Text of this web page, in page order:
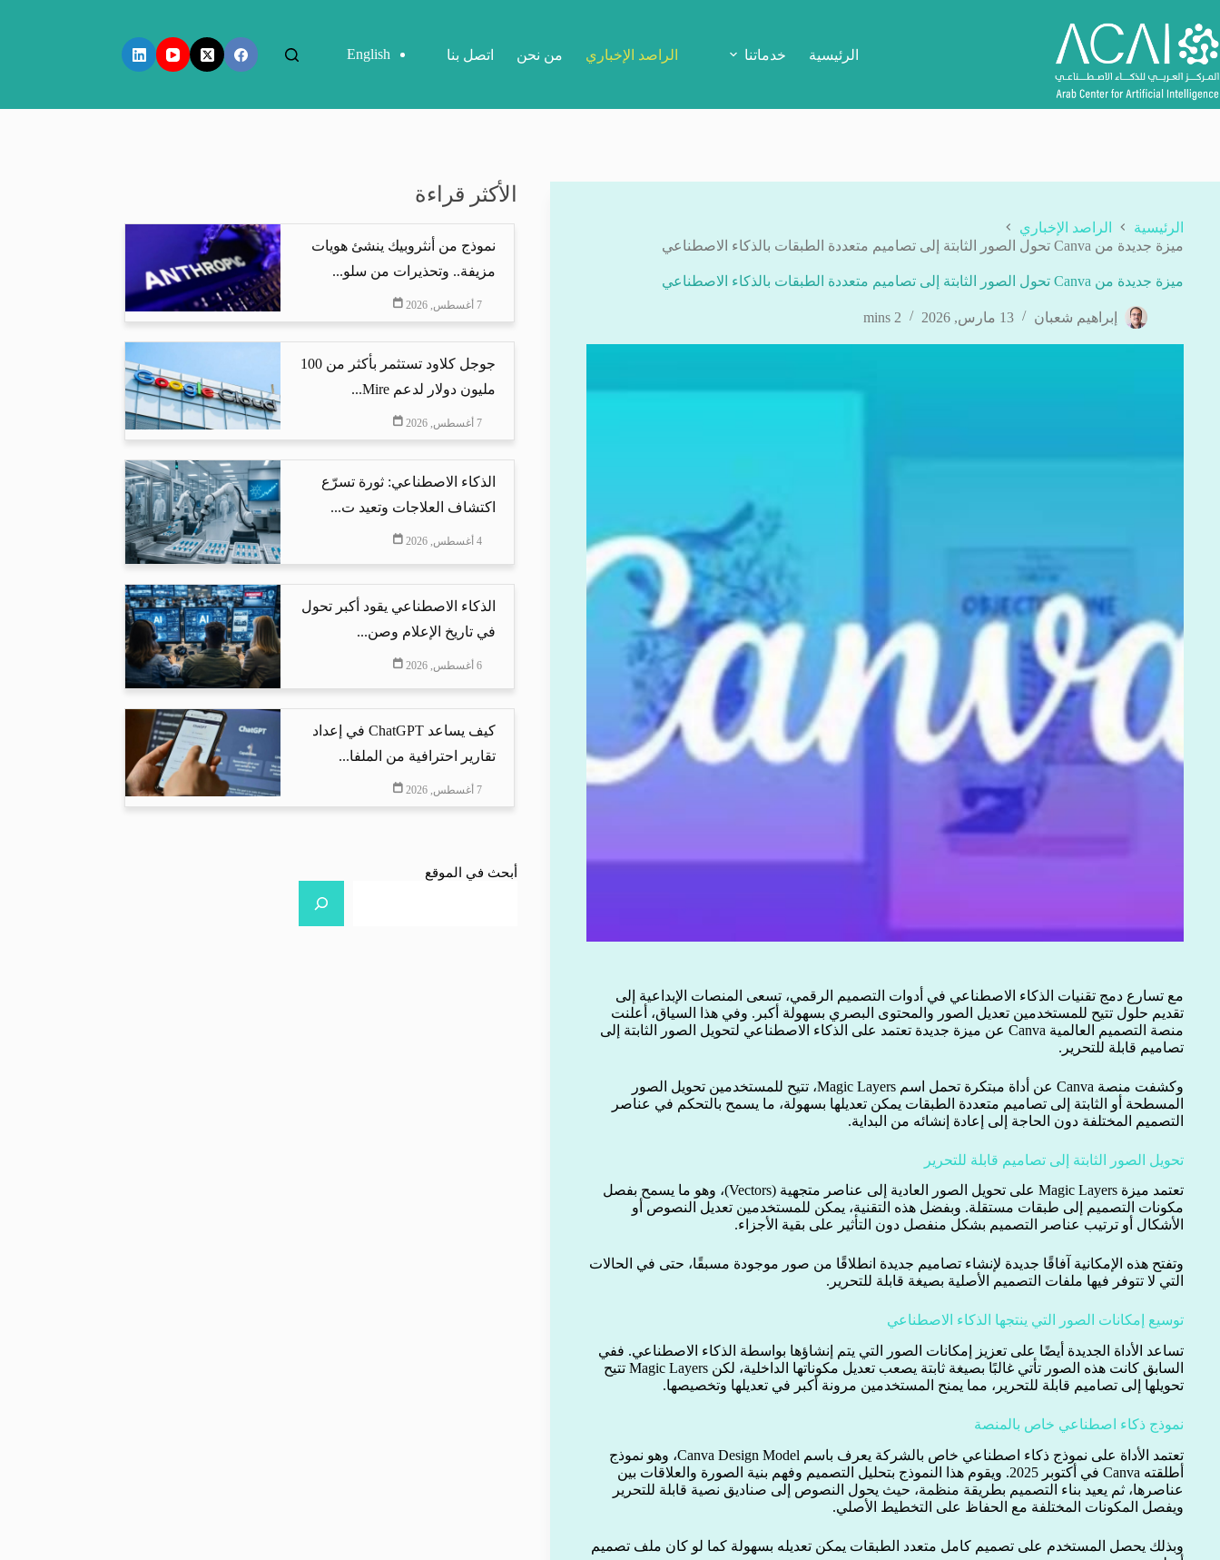
إلى
المحتوى
الرئيسية خدماتنا الراصد الإخباري من نحن اتصل بنا English
الرئيسية
الراصد الإخباري
ميزة جديدة من Canva تحول الصور الثابتة إلى تصاميم متعددة الطبقات بالذكاء الاصطناعي
ميزة جديدة من Canva تحول الصور الثابتة إلى تصاميم متعددة الطبقات بالذكاء الاصطناعي
إبراهيم شعبان 13 مارس, 2026 2 mins
مع تسارع دمج تقنيات الذكاء الاصطناعي في أدوات التصميم الرقمي، تسعى المنصات الإبداعية إلى
تقديم حلول تتيح للمستخدمين تعديل الصور والمحتوى البصري بسهولة أكبر. وفي هذا السياق، أعلنت
منصة التصميم العالمية Canva عن ميزة جديدة تعتمد على الذكاء الاصطناعي لتحويل الصور الثابتة إلى
تصاميم قابلة للتحرير.
وكشفت منصة Canva عن أداة مبتكرة تحمل اسم Magic Layers، تتيح للمستخدمين تحويل الصور
المسطحة أو الثابتة إلى تصاميم متعددة الطبقات يمكن تعديلها بسهولة، ما يسمح بالتحكم في عناصر
التصميم المختلفة دون الحاجة إلى إعادة إنشائه من البداية.
تحويل الصور الثابتة إلى تصاميم قابلة للتحرير
تعتمد ميزة Magic Layers على تحويل الصور العادية إلى عناصر متجهية (Vectors)، وهو ما يسمح بفصل
مكونات التصميم إلى طبقات مستقلة. وبفضل هذه التقنية، يمكن للمستخدمين تعديل النصوص أو
الأشكال أو ترتيب عناصر التصميم بشكل منفصل دون التأثير على بقية الأجزاء.
وتفتح هذه الإمكانية آفاقًا جديدة لإنشاء تصاميم جديدة انطلاقًا من صور موجودة مسبقًا، حتى في الحالات
التي لا تتوفر فيها ملفات التصميم الأصلية بصيغة قابلة للتحرير.
توسيع إمكانات الصور التي ينتجها الذكاء الاصطناعي
تساعد الأداة الجديدة أيضًا على تعزيز إمكانات الصور التي يتم إنشاؤها بواسطة الذكاء الاصطناعي. ففي
السابق كانت هذه الصور تأتي غالبًا بصيغة ثابتة يصعب تعديل مكوناتها الداخلية، لكن Magic Layers تتيح
تحويلها إلى تصاميم قابلة للتحرير، مما يمنح المستخدمين مرونة أكبر في تعديلها وتخصيصها.
نموذج ذكاء اصطناعي خاص بالمنصة
تعتمد الأداة على نموذج ذكاء اصطناعي خاص بالشركة يعرف باسم Canva Design Model، وهو نموذج
أطلقته Canva في أكتوبر 2025. ويقوم هذا النموذج بتحليل التصميم وفهم بنية الصورة والعلاقات بين
عناصرها، ثم يعيد بناء التصميم بطريقة منظمة، حيث يحول النصوص إلى صناديق نصية قابلة للتحرير
ويفصل المكونات المختلفة مع الحفاظ على التخطيط الأصلي.
وبذلك يحصل المستخدم على تصميم كامل متعدد الطبقات يمكن تعديله بسهولة كما لو كان ملف تصميم
الأكثر قراءة
نموذج من أنثروبيك ينشئ هويات
مزيفة.. وتحذيرات من سلو...
7 أغسطس, 2026
جوجل كلاود تستثمر بأكثر من 100
مليون دولار لدعم Mire...
7 أغسطس, 2026
الذكاء الاصطناعي: ثورة تسرّع
اكتشاف العلاجات وتعيد ت...
4 أغسطس, 2026
الذكاء الاصطناعي يقود أكبر تحول
في تاريخ الإعلام وصن...
6 أغسطس, 2026
كيف يساعد ChatGPT في إعداد
تقارير احترافية من الملفا...
7 أغسطس, 2026
أبحث في الموقع